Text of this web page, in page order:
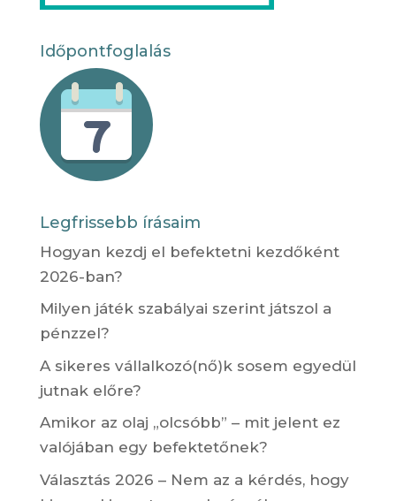
Időpontfoglalás
Legfrissebb írásaim
Hogyan kezdj el befektetni kezdőként
2026-ban?
Milyen játék szabályai szerint játszol a
pénzzel?
A sikeres vállalkozó(nő)k sosem egyedül
jutnak előre?
Amikor az olaj „olcsóbb” – mit jelent ez
valójában egy befektetőnek?
Választás 2026 – Nem az a kérdés, hogy